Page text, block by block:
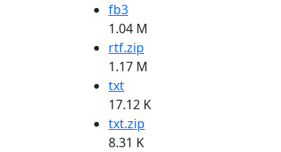
fb3
1.04 M
rtf.zip
1.17 M
txt
17.12 K
txt.zip
8.31 K